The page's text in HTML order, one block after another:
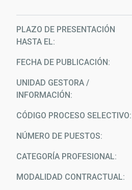
a
la
navegación
PLAZO DE PRESENTACIÓN
HASTA EL
FECHA DE PUBLICACIÓN
UNIDAD GESTORA /
INFORMACIÓN
CÓDIGO PROCESO SELECTIVO
NÚMERO DE PUESTOS
CATEGORÍA PROFESIONAL
MODALIDAD CONTRACTUAL